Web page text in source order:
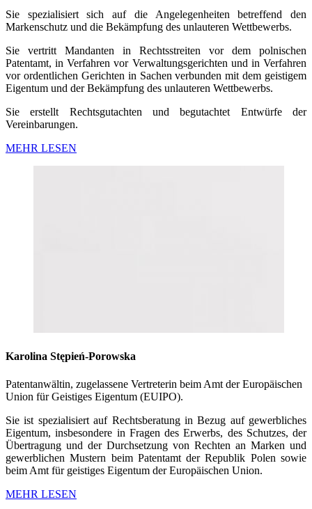
Sie spezialisiert sich auf die Angelegenheiten betreffend den
Markenschutz und die Bekämpfung des unlauteren Wettbewerbs.
Sie vertritt Mandanten in Rechtsstreiten vor dem polnischen
Patentamt, in Verfahren vor Verwaltungsgerichten und in Verfahren
vor ordentlichen Gerichten in Sachen verbunden mit dem geistigem
Eigentum und der Bekämpfung des unlauteren Wettbewerbs.
Sie erstellt Rechtsgutachten und begutachtet Entwürfe der
Vereinbarungen.
MEHR LESEN
Karolina Stępień-Porowska
Patentanwältin, zugelassene Vertreterin beim Amt der Europäischen
Union für Geistiges Eigentum (EUIPO).
Sie ist spezialisiert auf Rechtsberatung in Bezug auf gewerbliches
Eigentum, insbesondere in Fragen des Erwerbs, des Schutzes, der
Übertragung und der Durchsetzung von Rechten an Marken und
gewerblichen Mustern beim Patentamt der Republik Polen sowie
beim Amt für geistiges Eigentum der Europäischen Union.
MEHR LESEN